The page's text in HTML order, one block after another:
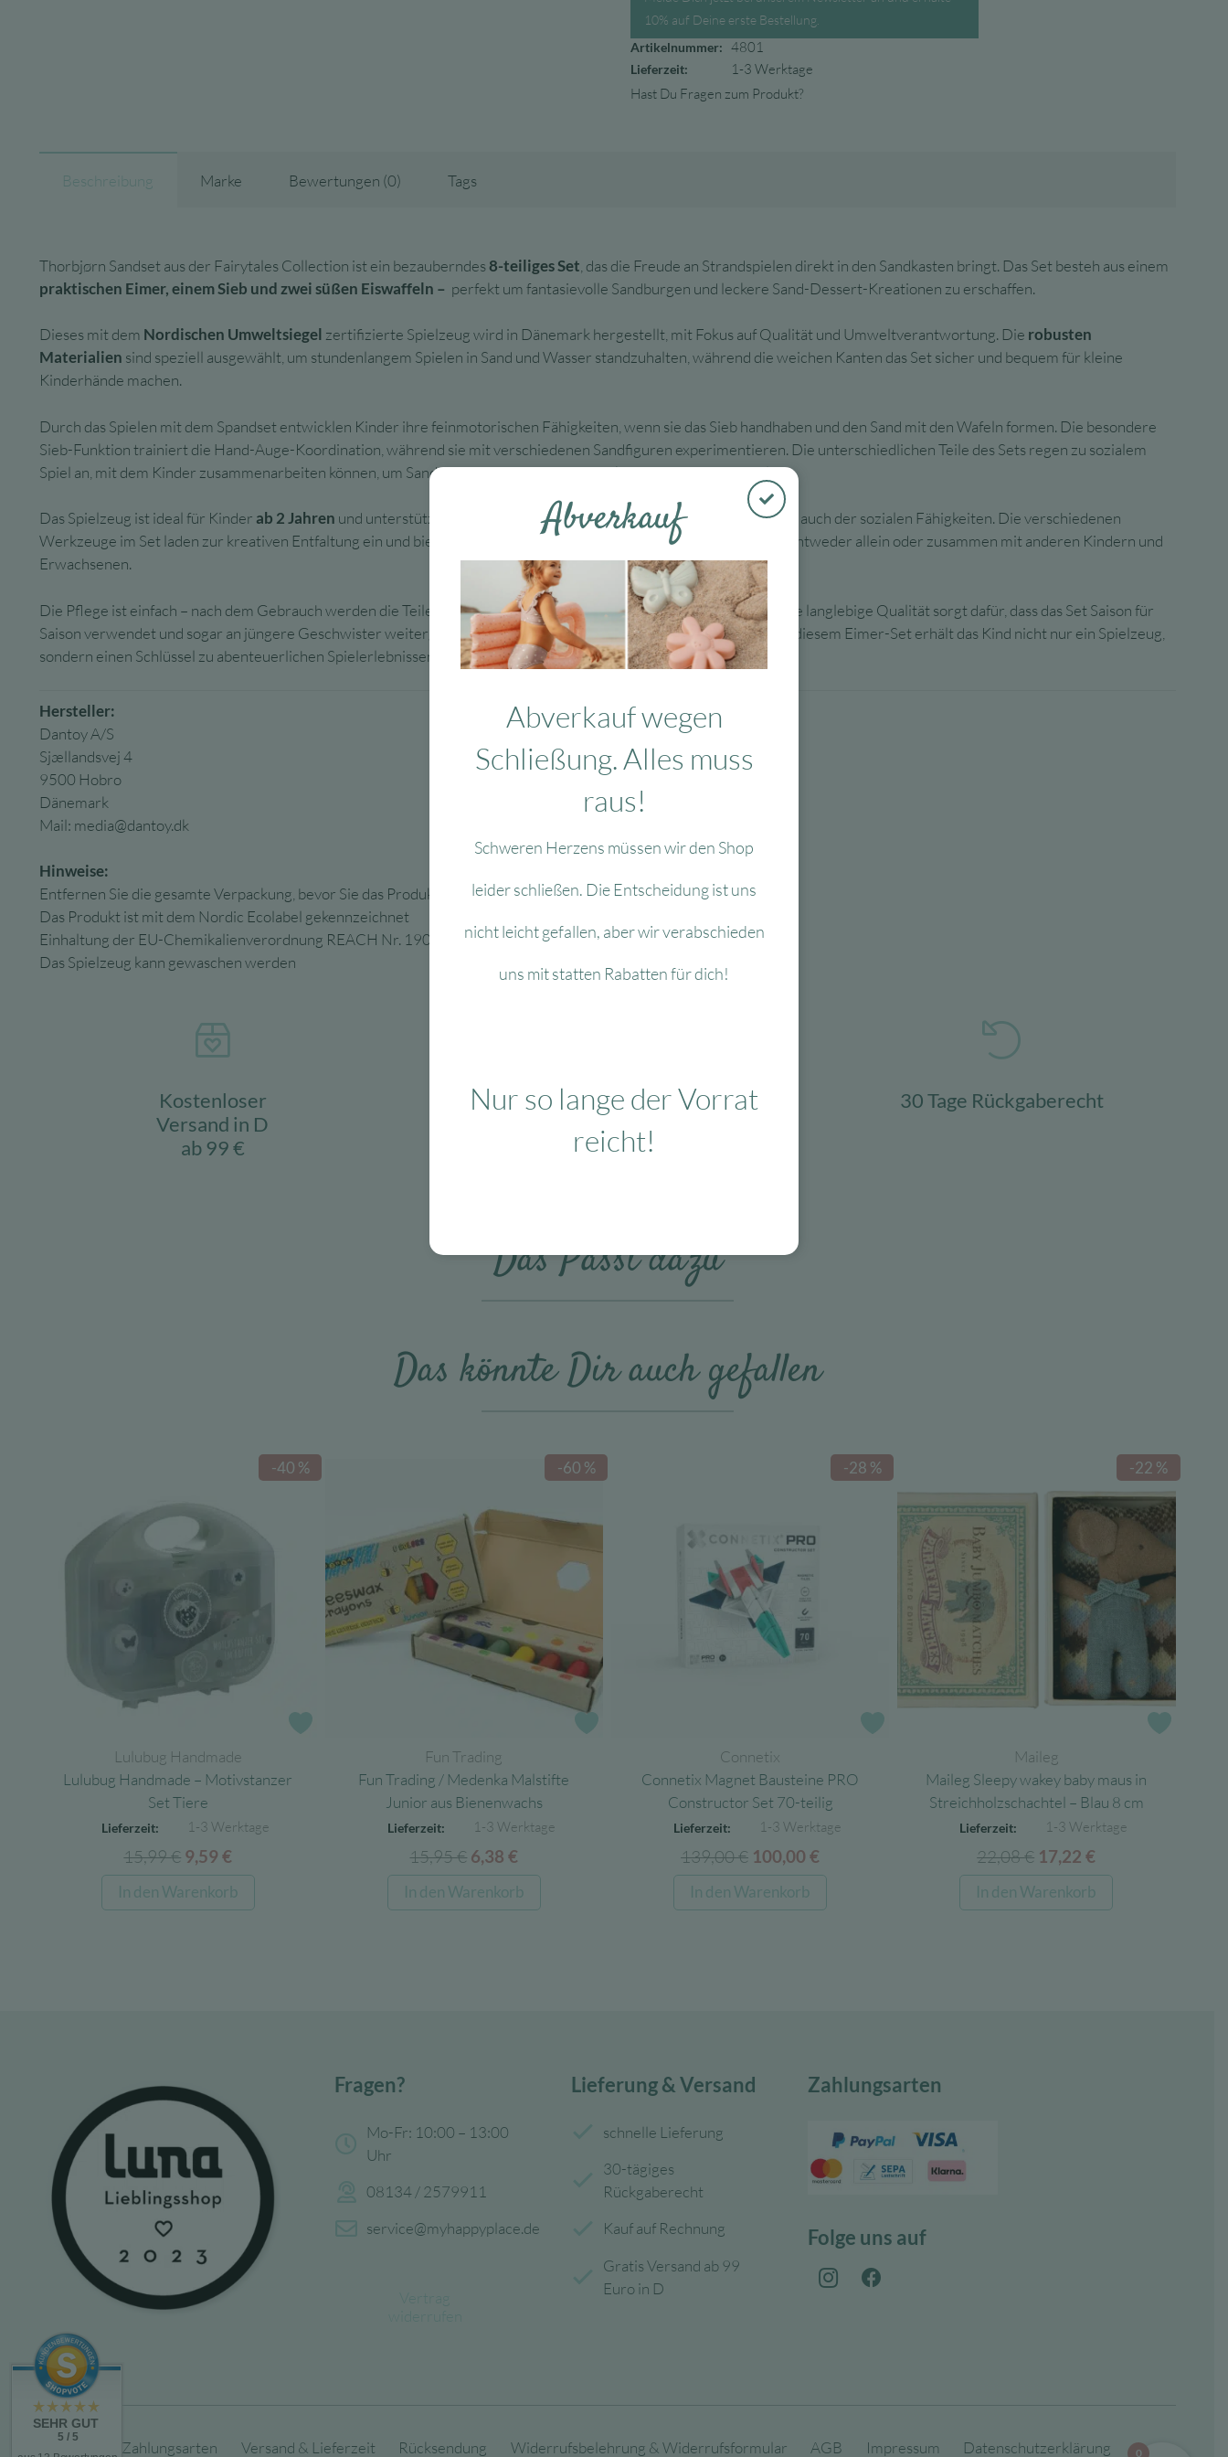
10% auf Deine erste Bestellung.
Artikelnummer: 4801
Lieferzeit:
1-3 Werktage
Hast Du Fragen zum Produkt?
Beschreibung Marke Bewertungen (0) Tags
Thorbjørn Sandset aus der Fairytales Collection ist ein bezauberndes8-teiliges Set , das die Freude an Strandspielen direkt in den Sandkasten bringt. Das Set besteh aus einem
praktischen Eimer, einem Sieb und zwei süßen Eiswaffeln – perfekt um fantasievolle Sandburgen und leckere Sand-Dessert-Kreationen zu erschaffen.
Dieses mit dem Nordischen Umweltsiegel zertifizierte Spielzeug wird in Dänemark hergestellt, mit Fokus auf Qualität und Umweltverantwortung. Die robusten
Materialien sind speziell ausgewählt, um stundenlangem Spielen in Sand und Wasser standzuhalten, während die weichen Kanten das Set sicher und bequem für kleine
Kinderhände machen.
Durch das Spielen mit dem Spandset entwicklen Kinder ihre feinmotorischen Fähigkeiten, wenn sie das Sieb handhaben und den Sand mit den Wafeln formen. Die besondere
Sieb-Funktion trainiert die Hand-Auge-Koordination, während sie mit verschiedenen Sandfiguren experimentieren. Die unterschiedlichen Teile des Sets regen zu sozialem
Spiel an, mit dem Kinder zusammenarbeiten können, um Sandburgen zu bauen oder Sandkuchengeschäft zu spielen.
Das Spielzeug ist ideal für Kinder ab 2 Jahren und unterstützt die natürliche Entwicklung sowohl der motorischen als auch der sozialen Fähigkeiten. Die verschiedenen
Werkzeuge im Set laden zur kreativen Entfaltung ein und bieten Möglichkeit für viele Stunden fantasievoller Spiele, entweder allein oder zusammen mit anderen Kindern und
Erwachsenen.
Die Pflege ist einfach – nach dem Gebrauch werden die Teile mit lauwarmem Wasser abgespültund getrocknet. Die langlebige Qualität sorgt dafür, dass das Set Saison für
Saison verwendet und sogar an jüngere Geschwister weitergegeben werden kann, wenn die Zeit gekommen ist. Mit diesem Eimer-Set erhält das Kind nicht nur ein Spielzeug,
sondern einen Schlüssel zu abenteuerlichen Spielerlebnissen im Sand und in der Natur.
Hersteller:
Dantoy A/S
Sjællandsvej 4
9500 Hobro
Dänemark
Mail: media@dantoy.dk
Hinweise:
Entfernen Sie die gesamte Verpackung, bevor Sie das Produkt dem Kind geben
Das Produkt ist mit dem Nordic Ecolabel gekennzeichnet
Einhaltung der EU-Chemikalienverordnung REACH Nr. 1907/2006
Das Spielzeug kann gewaschen werden
Kostenloser
Versand in D
ab 99 €
Mit viel Liebe
Produkte
30 Tage Rückgaberecht
Das Passt dazu
Das könnte Dir auch gefallen
-40 %
Lulubug Handmade
Lulubug Handmade – Motivstanzer
Set Tiere
Lieferzeit: 1-3 Werktage
15,99€ Ursprünglicher
Preis
war:
9,59€
Preis
ist:
In den Warenkorb
-60 %
Fun Trading
Fun Trading / Medenka Malstifte
Junior aus Bienenwachs
Lieferzeit: 1-3 Werktage
15,95€ Ursprünglicher
Preis
war:
6,38€
Preis
ist:
In den Warenkorb
-28 %
Connetix
Connetix Magnet Bausteine PRO
Constructor Set 70-teilig
Lieferzeit: 1-3 Werktage
139,00€ Ursprünglicher
Preis
war:
100,00€
Preis
In den Warenkorb
-22 %
Maileg
Maileg Sleepy wakey baby maus in
Streichholzschachtel – Blau 8 cm
Lieferzeit: 1-3 Werktage
22,08€ Ursprünglicher
Preis
war:
17,22€
Preis
In den Warenkorb
Fragen?
Mo-Fr: 10:00 – 13:00
Uhr
08134 / 2579911
service@myhappyplace.de
Lieferung & Versand
schnelle Lieferung
30-tägiges
Rückgaberecht
Kauf auf Rechnung
Gratis Versand ab 99
Euro in D
Zahlungsarten
Folge uns auf
Zahlungsarten Versand & Lieferzeit Rücksendung Widerrufsbelehrung & Widerrufsformular AGB Impressum Datenschutzerklärung
Abverkauf
Abverkauf wegen
Schließung. Alles muss
raus!
Schweren Herzens müssen wir den Shop
leider schließen. Die Entscheidung ist uns
nicht leicht gefallen, aber wir verabschieden
uns mit statten Rabatten für dich!
Nur so lange der Vorrat
reicht!
0
SEHR GUT
5 / 5